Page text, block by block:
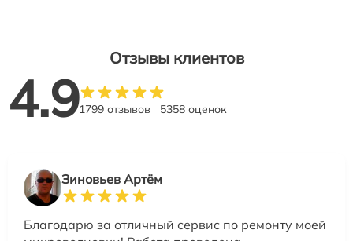
Отзывы клиентов
4.91799 отзывов 5358 оценок
Зиновьев Артём
Благодарю за отличный сервис по ремонту моей